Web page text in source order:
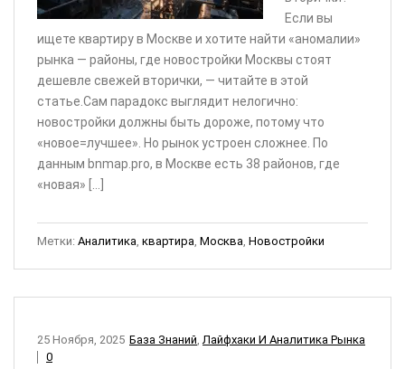
Если вы
ищете квартиру в Москве и хотите найти «аномалии»
рынка — районы, где новостройки Москвы стоят
дешевле свежей вторички, — читайте в этой
статье.Сам парадокс выглядит нелогично:
новостройки должны быть дороже, потому что
«новое=лучшее». Но рынок устроен сложнее. По
данным bnmap.pro, в Москве есть 38 районов, где
«новая» […]
Метки: Аналитика квартира Москва Новостройки
База Знаний Лайфхаки И Аналитика Рынка
25 Ноября, 2025
0